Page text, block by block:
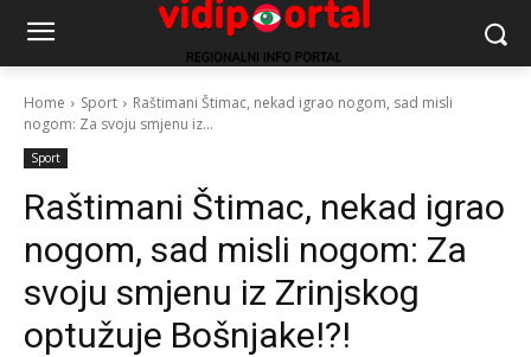
Home Sport
Raštimani Štimac, nekad igrao nogom, sad misli
nogom: Za svoju smjenu iz...
Sport
Raštimani Štimac, nekad igrao
nogom, sad misli nogom: Za
svoju smjenu iz Zrinjskog
optužuje Bošnjake!?!